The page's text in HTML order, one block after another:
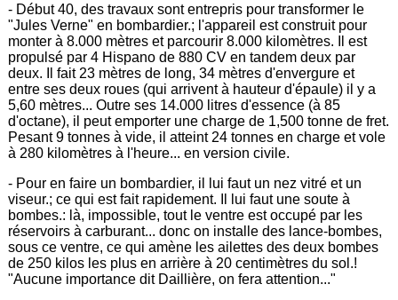
- Début 40, des travaux sont entrepris pour transformer le
"Jules Verne" en bombardier.; l'appareil est construit pour
monter à 8.000 mètres et parcourir 8.000 kilomètres. Il est
propulsé par 4 Hispano de 880 CV en tandem deux par
deux. Il fait 23 mètres de long, 34 mètres d'envergure et
entre ses deux roues (qui arrivent à hauteur d'épaule) il y a
5,60 mètres... Outre ses 14.000 litres d'essence (à 85
d'octane), il peut emporter une charge de 1,500 tonne de fret.
Pesant 9 tonnes à vide, il atteint 24 tonnes en charge et vole
à 280 kilomètres à l'heure... en version civile.
- Pour en faire un bombardier, il lui faut un nez vitré et un
viseur.; ce qui est fait rapidement. Il lui faut une soute à
bombes.: là, impossible, tout le ventre est occupé par les
réservoirs à carburant... donc on installe des lance-bombes,
sous ce ventre, ce qui amène les ailettes des deux bombes
de 250 kilos les plus en arrière à 20 centimètres du sol.!
"Aucune importance dit Daillière, on fera attention..."